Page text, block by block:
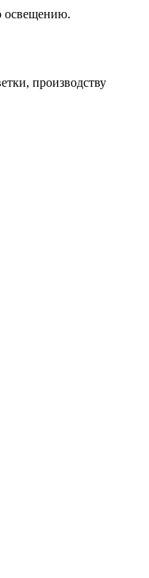
освещению.
производству